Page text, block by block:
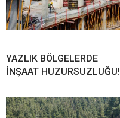
YAZLIK BÖLGELERDE
İNŞAAT HUZURSUZLUĞU!